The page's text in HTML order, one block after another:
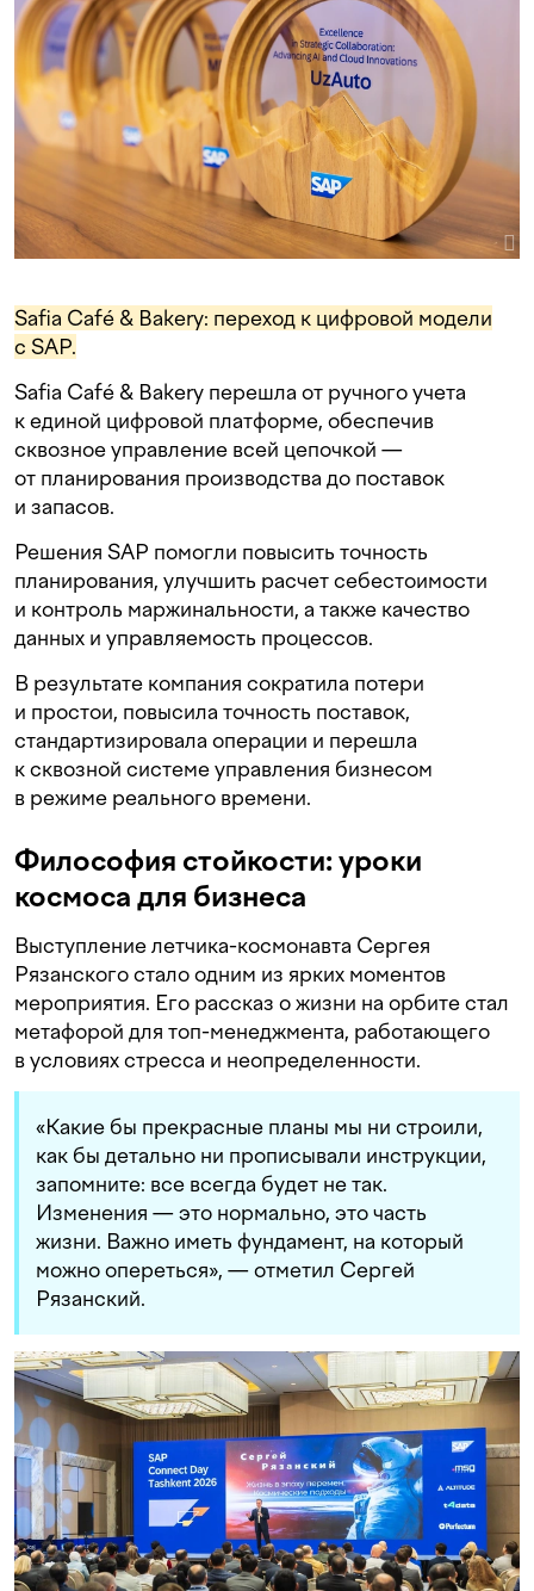
Safia Café & Bakery: переход к цифровой модели
с SAP.
Safia Café & Bakery перешла от ручного учета
к единой цифровой платформе, обеспечив
сквозное управление всей цепочкой —
от планирования производства до поставок
и запасов.
Решения SAP помогли повысить точность
планирования, улучшить расчет себестоимости
и контроль маржинальности, а также качество
данных и управляемость процессов.
В результате компания сократила потери
и простои, повысила точность поставок,
стандартизировала операции и перешла
к сквозной системе управления бизнесом
в режиме реального времени.
Философия стойкости: уроки
космоса для бизнеса
Выступление летчика-космонавта Сергея
Рязанского стало одним из ярких моментов
мероприятия. Его рассказ о жизни на орбите стал
метафорой для топ-менеджмента, работающего
в условиях стресса и неопределенности.
«Какие бы прекрасные планы мы ни строили,
как бы детально ни прописывали инструкции,
запомните: все всегда будет не так.
Изменения — это нормально, это часть
жизни. Важно иметь фундамент, на который
можно опереться», — отметил Сергей
Рязанский.